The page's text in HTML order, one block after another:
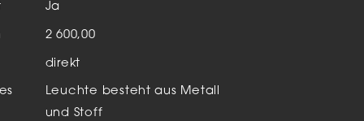
Ja
2 600,00
direkt
Leuchte besteht aus Metall
und Stoff